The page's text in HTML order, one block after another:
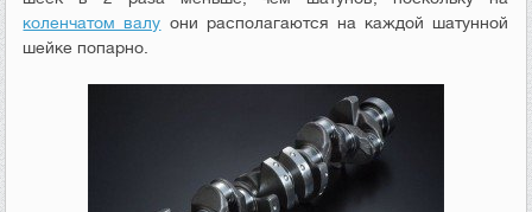
коленчатом валу они располагаются на каждой шатунной
шейке попарно.